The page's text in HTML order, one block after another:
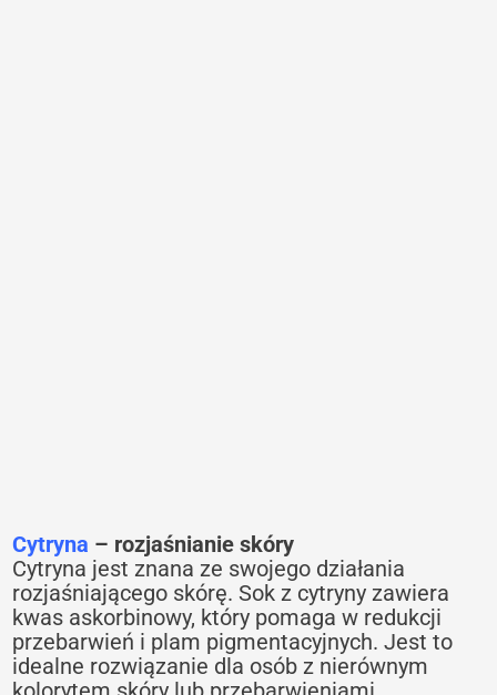
Cytryna – rozjaśnianie skóry
Cytryna jest znana ze swojego działania
rozjaśniającego skórę. Sok z cytryny zawiera
kwas askorbinowy, który pomaga w redukcji
przebarwień i plam pigmentacyjnych. Jest to
idealne rozwiązanie dla osób z nierównym